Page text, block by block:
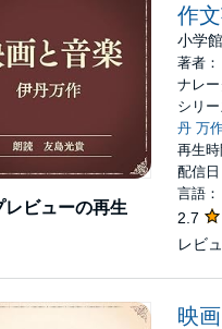
レビューの再生
作文
小学館
著者
ナレ
シリ
丹 万
再生
配信
言語
2.7
レビ
映